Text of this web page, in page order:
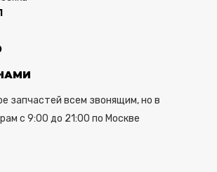
запчастей всем звонящим, но в
с 9:00 до 21:00 по Москве